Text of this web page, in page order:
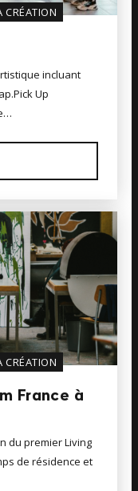
CRÉATION
incluant
Up
CRÉATION
France à
du premier Living
de résidence et